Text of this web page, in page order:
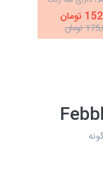
و جذاب
تومان